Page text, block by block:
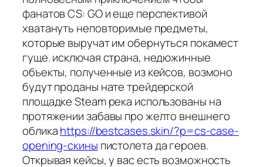
фанатов CS: GO и еще перспективой
хватануть неповторимые предметы,
которые выручат им обернуться покамест
гуще. исключая страна, недюжинные
объекты, полученные из кейсов, возмоно
будут проданы нате трейдерской
площадке Steam река использованы на
протяжении забавы про желто внешнего
обликаhttps://bestcases.skin/?p=cs-case-
opening-скины пистолета да героев.
Открывая кейсы, у вас есть возможность